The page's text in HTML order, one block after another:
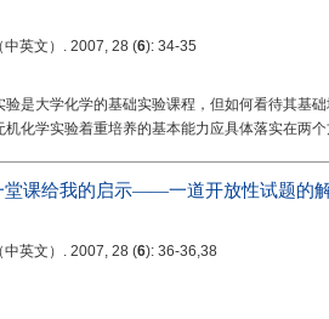
中英文）. 2007, 28 (6): 34-35
验是大学化学的基础实验课程，但如何看待其基
机化学实验着重培养的基本能力应具体落实在两
堂课给我的启示——一道开放性试题的
中英文）. 2007, 28 (6): 36-36,38